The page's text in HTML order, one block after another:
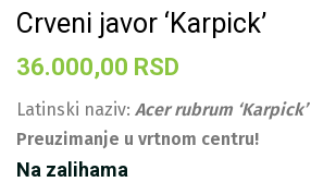
Crveni javor ‘Karpick’
36.000,00 RSD
Latinski naziv: Acer rubrum ‘Karpick’
Preuzimanje u vrtnom centru!
Na zalihama